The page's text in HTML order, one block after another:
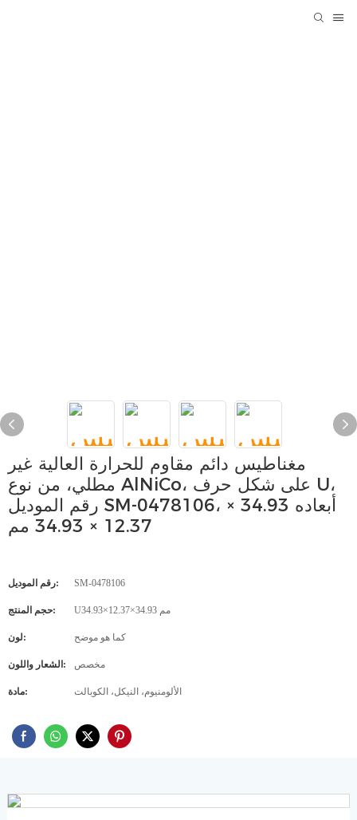
مغناطيس دائم مقاوم للحرارة العالية غير
مطلي، من نوع AlNiCo، على شكل حرف U،
رقم الموديل SM-0478106، أبعاده 34.93 ×
12.37 × 34.93 مم
رقم الموديل: SM-0478106
حجم المنتج: U34.93×12.37×34.93 مم
لون: كما هو موضح
الشعار واللون: مخصص
مادة: الألومنيوم، النيكل، الكوبالت